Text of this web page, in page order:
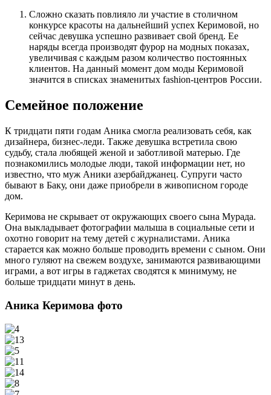
Сложно сказать повлияло ли участие в столичном
конкурсе красоты на дальнейший успех Керимовой, но
сейчас девушка успешно развивает свой бренд. Ее
наряды всегда производят фурор на модных показах,
увеличивая с каждым разом количество постоянных
клиентов. На данный момент дом моды Керимовой
значится в списках знаменитых fashion-центров России.
Семейное положение
К тридцати пяти годам Аника смогла реализовать себя, как
дизайнера, бизнес-леди. Также девушка встретила свою
судьбу, стала любящей женой и заботливой матерью. Где
познакомились молодые люди, такой информации нет, но
известно, что муж Аники азербайджанец. Супруги часто
бывают в Баку, они даже приобрели в живописном городе
дом.
Керимова не скрывает от окружающих своего сына Мурада.
Она выкладывает фотографии малыша в социальные сети и
охотно говорит на тему детей с журналистами. Аника
старается как можно больше проводить времени с сыном. Они
много гуляют на свежем воздухе, занимаются развивающими
играми, а вот игры в гаджетах сводятся к минимуму, не
больше тридцати минут в день.
Аника Керимова фото